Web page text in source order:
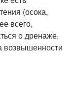
(осока,
всего,
о дренаже.
возвышенности